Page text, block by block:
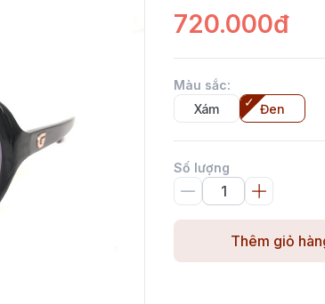
720.000đ
Màu sắc:
Xám
Đen
Số lượng
Thêm giỏ